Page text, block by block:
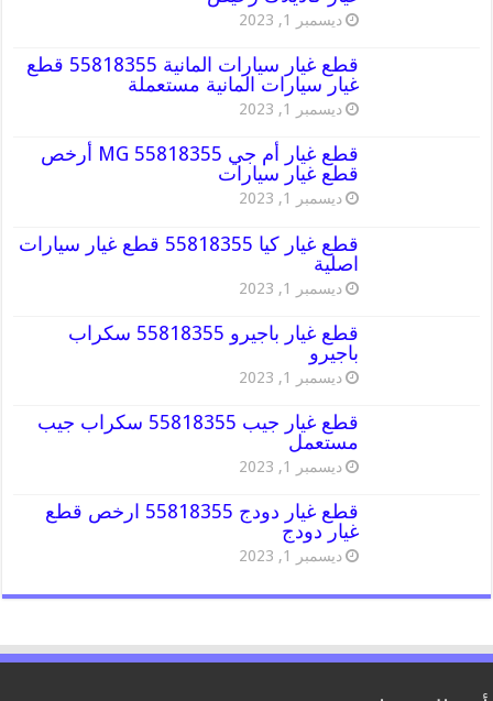
ديسمبر 1, 2023
قطع غيار سيارات المانية 55818355 قطع
غيار سيارات المانية مستعملة
ديسمبر 1, 2023
قطع غيار أم جي MG 55818355 أرخص
قطع غيار سيارات
ديسمبر 1, 2023
قطع غيار كيا 55818355 قطع غيار سيارات
اصلية
ديسمبر 1, 2023
قطع غيار باجيرو 55818355 سكراب
باجيرو
ديسمبر 1, 2023
قطع غيار جيب 55818355 سكراب جيب
مستعمل
ديسمبر 1, 2023
قطع غيار دودج 55818355 ارخص قطع
غيار دودج
ديسمبر 1, 2023